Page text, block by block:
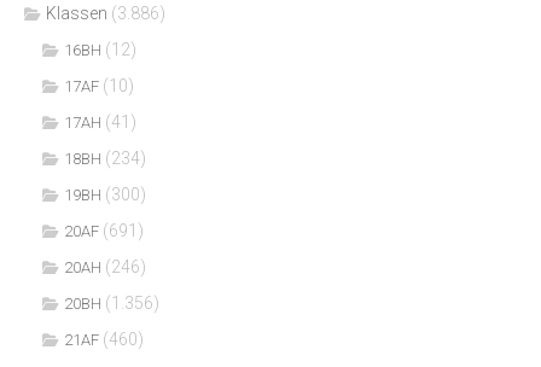
Klassen (3.886)
16BH (12)
17AF (10)
17AH (41)
18BH (234)
19BH (300)
20AF (691)
20AH (246)
20BH (1.356)
21AF (460)